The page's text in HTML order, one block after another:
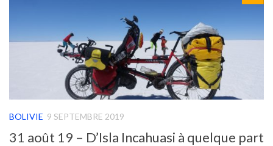
BOLIVIE 9 SEPTEMBRE 2019
31 août 19 – D’Isla Incahuasi à quelque part